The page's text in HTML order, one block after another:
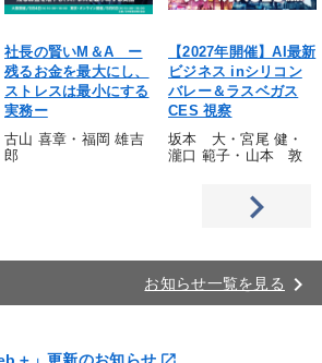
社長の賢いM＆A ー
残るお金を最大にし、
ストレスは最小にする
実務ー
古山 喜章・福岡 雄吉
郎
【2027年開催】AI最新
ビジネス inシリコン
バレー＆ラスベガス
CES 視察
坂本 大・宮尾 健・
瀧口 範子・山本 敦
お知らせ一覧を見る keyboard_arrow_right